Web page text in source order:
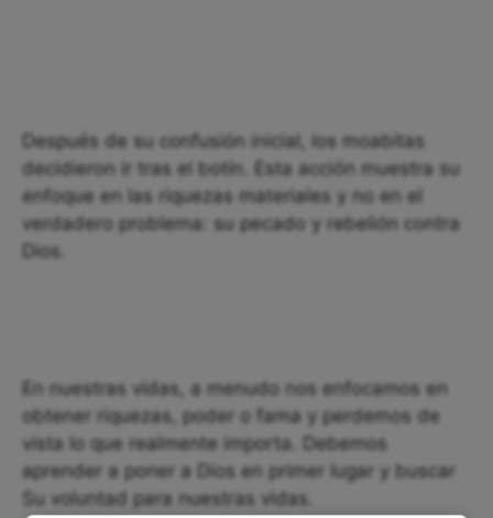
Después de su confusión inicial, los moabitas
decidieron ir tras el botín. Esta acción muestra su
enfoque en las riquezas materiales y no en el
verdadero problema: su pecado y rebelión contra
Dios.
En nuestras vidas, a menudo nos enfocamos en
obtener riquezas, poder o fama y perdemos de
vista lo que realmente importa. Debemos
aprender a poner a Dios en primer lugar y buscar
Su voluntad para nuestras vidas.